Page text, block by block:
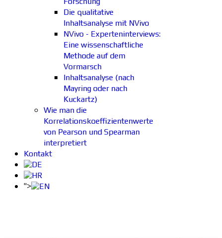
Die qualitative
Inhaltsanalyse mit NVivo
NVivo - Experteninterviews:
Eine wissenschaftliche
Methode auf dem
Vormarsch
Inhaltsanalyse (nach
Mayring oder nach
Kuckartz)
Wie man die
Korrelationskoeffizientenwerte
von Pearson und Spearman
interpretiert
Kontakt
">